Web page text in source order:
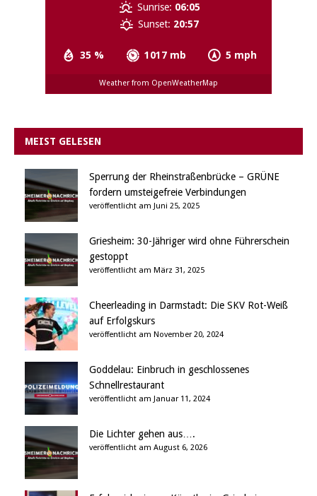
35 % 1017 mb 5 mph
Sunrise: 06:05
Sunset: 20:57
Weather from OpenWeatherMap
MEIST GELESEN
Sperrung der Rheinstraßenbrücke – GRÜNE
fordern umsteigefreie Verbindungen
veröffentlicht am Juni 25, 2025
Griesheim: 30-Jähriger wird ohne Führerschein
gestoppt
veröffentlicht am März 31, 2025
Cheerleading in Darmstadt: Die SKV Rot-Weiß
auf Erfolgskurs
veröffentlicht am November 20, 2024
Goddelau: Einbruch in geschlossenes
Schnellrestaurant
veröffentlicht am Januar 11, 2024
Die Lichter gehen aus….
veröffentlicht am August 6, 2026